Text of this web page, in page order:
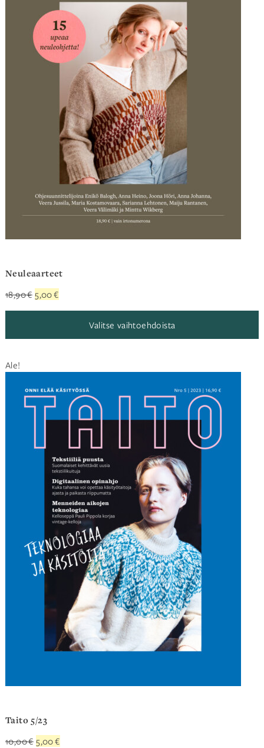
Neuleaarteet
18,90€ Alkuperäinen
hinta
18,90 €.
5,00€Nykyinen
hinta
5,00 €.
Valitse vaihtoehdoista
tuotteen
Ale!
Taito 5/23
10,00€ Alkuperäinen
5,00€Nykyinen